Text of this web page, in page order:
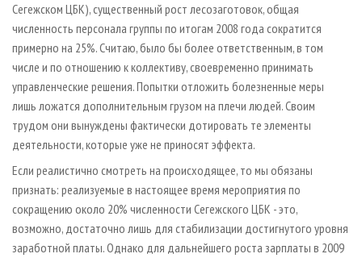
Сегежском ЦБК), существенный рост лесозаготовок, общая
численность персонала группы по итогам 2008 года сократится
примерно на 25%. Считаю, было бы более ответственным, в том
числе и по отношению к коллективу, своевременно принимать
управленческие решения. Попытки отложить болезненные меры
лишь ложатся дополнительным грузом на плечи людей. Своим
трудом они вынуждены фактически дотировать те элементы
деятельности, которые уже не приносят эффекта.
Если реалистично смотреть на происходящее, то мы обязаны
признать: реализуемые в настоящее время мероприятия по
сокращению около 20% численности Сегежского ЦБК - это,
возможно, достаточно лишь для стабилизации достигнутого уровня
заработной платы. Однако для дальнейшего роста зарплаты в 2009